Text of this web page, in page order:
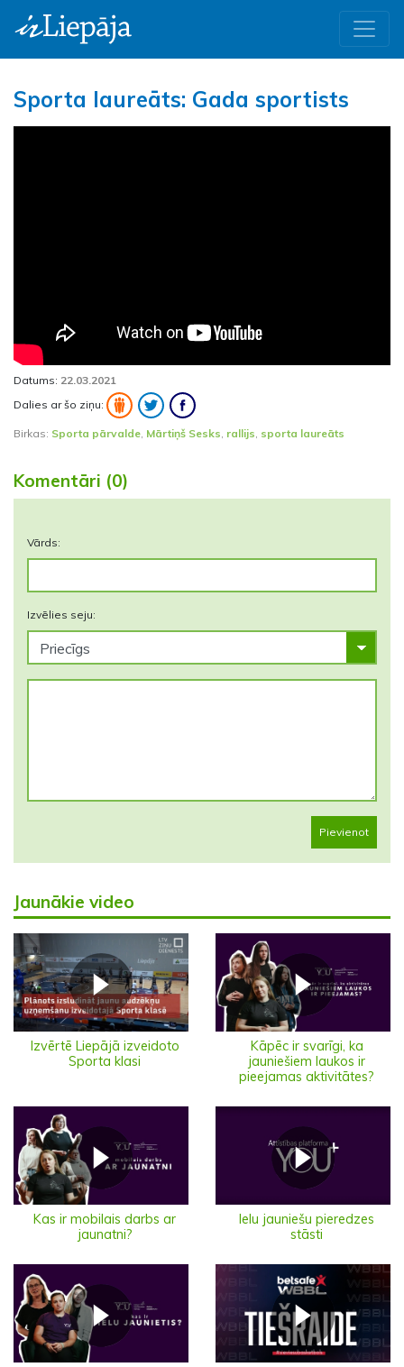
Sporta laureāts: Gada sportists
Datums: 22.03.2021
Dalies ar šo ziņu:
Birkas: Sporta pārvalde Mārtiņš Sesks rallijs sporta laureāts
Komentāri (0)
Vārds:
Izvēlies seju:
Pievienot
Jaunākie video
Izvērtē Liepājā izveidoto
Sporta klasi
Kāpēc ir svarīgi, ka
jauniešiem laukos ir
pieejamas aktivitātes?
Kas ir mobilais darbs ar
jaunatni?
Ielu jauniešu pieredzes
stāsti